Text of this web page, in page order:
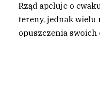
Rząd apeluje o
tereny, jednak wielu
opuszczenia